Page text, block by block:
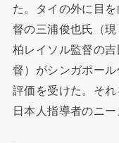
た。タイの外に目
督の三浦俊也氏（
柏レイソル監督の
督）がシンガポー
評価を受けた。そ
日本人指導者のニ